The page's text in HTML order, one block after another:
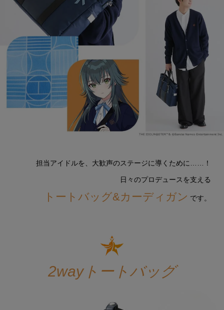
担当アイドルを、 大歓声のステージに導くために……！
日々のプロデュースを支える
トートバッグ&カーディガン です。
2wayトートバッグ